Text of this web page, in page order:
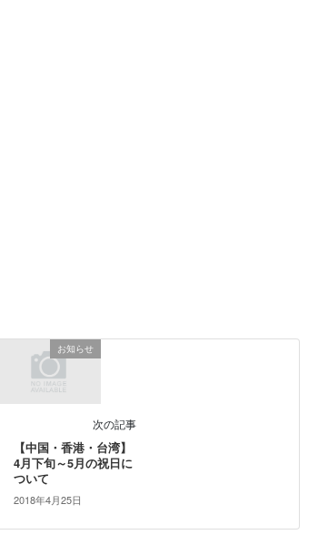
お知らせ
次の記事
【中国・香港・台湾】
4月下旬～5月の祝日に
ついて
2018年4月25日